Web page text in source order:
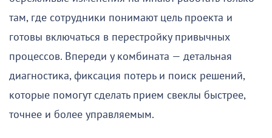
там, где сотрудники понимают цель проекта и
готовы включаться в перестройку привычных
процессов. Впереди у комбината — детальная
диагностика, фиксация потерь и поиск решений,
которые помогут сделать прием свеклы быстрее,
точнее и более управляемым.